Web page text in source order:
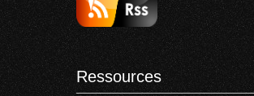
Ressources